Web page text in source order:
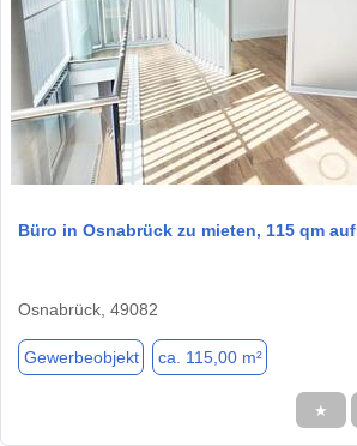
Büro in Osnabrück zu mieten, 115 qm
Osnabrück, 49082
Gewerbeobjekt ca. 115,00 m²
★